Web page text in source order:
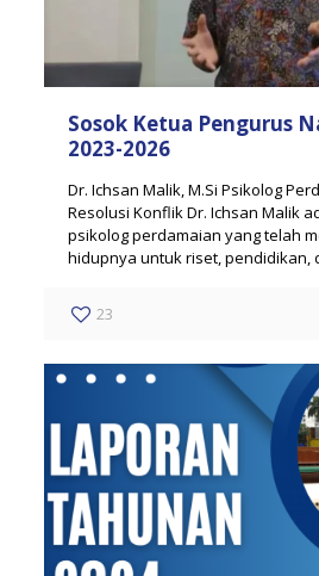
Sosok Ketua Pengurus
2023-2026
Dr. Ichsan Malik, M.Si Psikolog
Resolusi Konflik Dr. Ichsan Malik
psikolog perdamaian yang telah
hidupnya untuk riset, pendidikan,
23